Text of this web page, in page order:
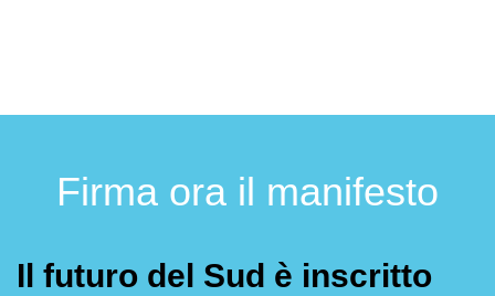
Firma ora il manifesto
Il futuro del Sud è inscritto